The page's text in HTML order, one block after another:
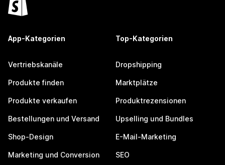
App-Kategorien
Vertriebskanäle
Produkte finden
Produkte verkaufen
Bestellungen und Versand
Shop-Design
Marketing und Conversion
Top-Kategorien
Dropshipping
Marktplätze
Produktrezensionen
Upselling und Bundles
E-Mail-Marketing
SEO